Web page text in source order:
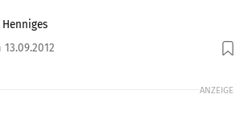
Foto: jkuenstle.de
ANZEIGE